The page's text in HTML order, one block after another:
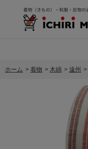
ホーム > 着物 > 木綿 > 遠州 >